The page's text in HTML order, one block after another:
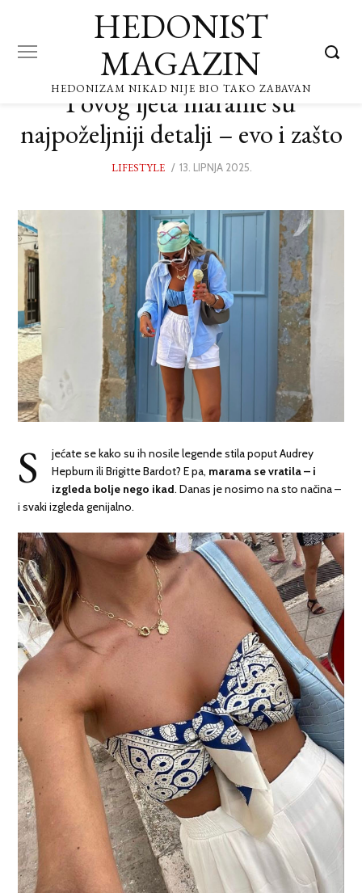
HEDONIST
MAGAZIN
HEDONIZAM NIKAD NIJE BIO TAKO ZABAVAN
I ovog ljeta marame su
najpoželjniji detalji – evo i zašto
LIFESTYLE
POSTED
13. LIPNJA 2025.
S
jećate se kako su ih nosile legende stila poput Audrey
Hepburn ili Brigitte Bardot? E pa, marama se vratila – i
izgleda bolje nego ikad. Danas je nosimo na sto načina –
i svaki izgleda genijalno.